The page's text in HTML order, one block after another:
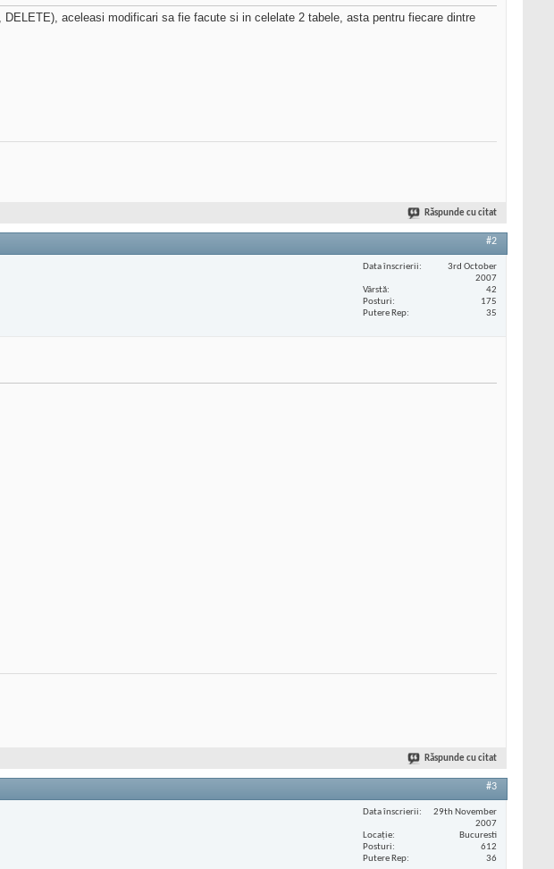
aceleasi modificari sa fie facute si in celelate 2 tabele, asta pentru fiecare dintre
Răspunde cu citat
#2
Data înscrierii
3rd October
2007
Vârstă
42
Posturi
175
Putere Rep
35
Răspunde cu citat
#3
Data înscrierii
29th November
2007
Locaţie
Bucuresti
Posturi
612
Putere Rep
36